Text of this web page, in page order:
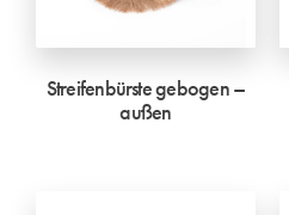
Streifenbürste gebogen –
außen